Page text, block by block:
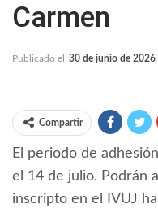
Carmen
Publicado el 30 de junio de 2026
Compartir
El periodo de
el 14 de julio. Podrán
inscripto en el IVUJ